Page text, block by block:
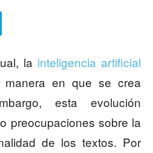
la inteligencia artificial
manera en que se crea
esta evolución
preocupaciones sobre la
de los textos. Por